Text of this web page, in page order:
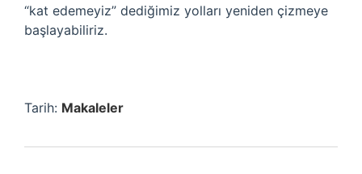
“kat edemeyiz” dediğimiz yolları yeniden çizmeye
başlayabiliriz.
Tarih: Makaleler